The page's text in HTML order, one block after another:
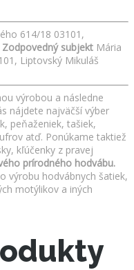
614/18 03101,
Zodpovedný subjekt Mária
Liptovský Mikuláš
výrobou a následne
nájdete najväčší výber
peňaženiek, tašiek,
atď. Ponúkame taktiež
kľúčenky z pravej
prírodného hodvábu.
výrobu hodvábnych šatiek,
motýlikov a iných